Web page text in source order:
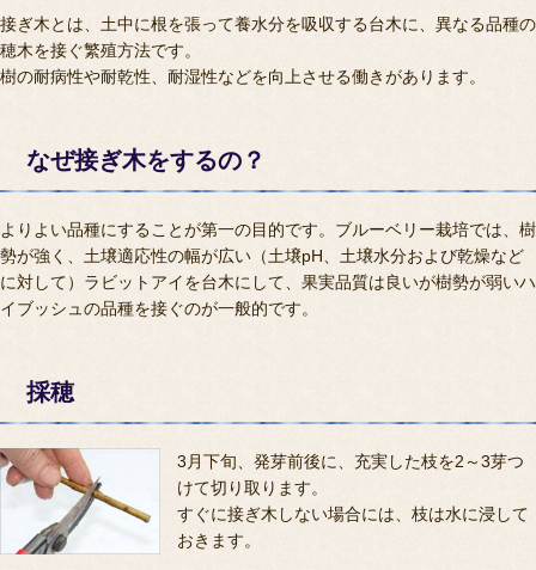
接ぎ木とは、土中に根を張って養水分を吸収する台木に、異なる品種の
穂木を接ぐ繁殖方法です。
樹の耐病性や耐乾性、耐湿性などを向上させる働きがあります。
なぜ接ぎ木をするの？
よりよい品種にすることが第一の目的です。ブルーベリー栽培では、樹
勢が強く、土壌適応性の幅が広い（土壌pH、土壌水分および乾燥など
に対して）ラビットアイを台木にして、果実品質は良いが樹勢が弱いハ
イブッシュの品種を接ぐのが一般的です。
採穂
3月下旬、発芽前後に、充実した枝を2～3芽つ
けて切り取ります。
すぐに接ぎ木しない場合には、枝は水に浸して
おきます。